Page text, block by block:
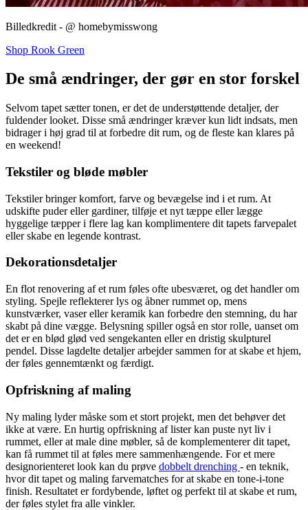
Billedkredit - @ homebymisswong
Shop Rook Green
De små ændringer, der gør en stor forskel
Selvom tapet sætter tonen, er det de understøttende detaljer, der
fuldender looket. Disse små ændringer kræver kun lidt indsats, men
bidrager i høj grad til at forbedre dit rum, og de fleste kan klares på
en weekend!
Tekstiler og bløde møbler
Tekstiler bringer komfort, farve og bevægelse ind i et rum. At
udskifte puder eller gardiner, tilføje et nyt tæppe eller lægge
hyggelige tæpper i flere lag kan komplimentere dit tapets farvepalet
eller skabe en legende kontrast.
Dekorationsdetaljer
En flot renovering af et rum føles ofte ubesværet, og det handler om
styling. Spejle reflekterer lys og åbner rummet op, mens
kunstværker, vaser eller keramik kan forbedre den stemning, du har
skabt på dine vægge. Belysning spiller også en stor rolle, uanset om
det er en blød glød ved sengekanten eller en dristig skulpturel
pendel. Disse lagdelte detaljer arbejder sammen for at skabe et hjem,
der føles gennemtænkt og færdigt.
Opfriskning af maling
Ny maling lyder måske som et stort projekt, men det behøver det
ikke at være. En hurtig opfriskning af lister kan puste nyt liv i
rummet, eller at male dine møbler, så de komplementerer dit tapet,
kan få rummet til at føles mere sammenhængende. For et mere
designorienteret look kan du prøve dobbelt drenching - en teknik,
hvor dit tapet og maling farvematches for at skabe en tone-i-tone
finish. Resultatet er fordybende, løftet og perfekt til at skabe et rum,
der føles stylet fra alle vinkler.